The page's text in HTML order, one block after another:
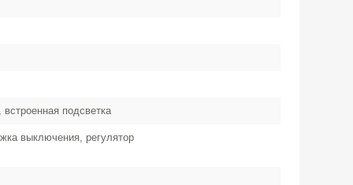
подсветка
выключения, регулятор